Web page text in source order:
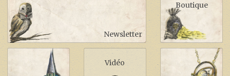
Newsletter
Boutique
Vidéo